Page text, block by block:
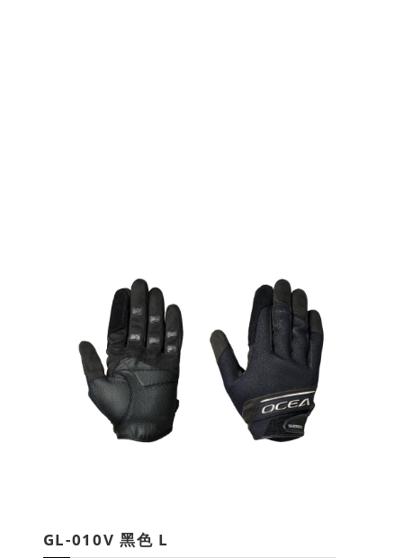
GL-010V 黑色 L